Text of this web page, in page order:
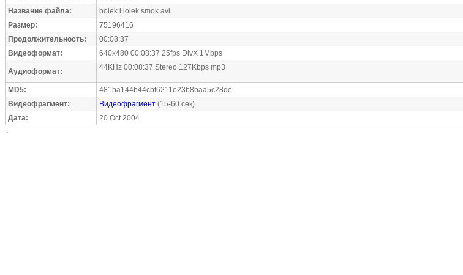
Название файла:
bolek.i.lolek.smok.avi
Размер:
75196416
Продолжительность:
00:08:37
Видеоформат:
640x480 00:08:37 25fps DivX 1Mbps
Аудиоформат: 44KHz 00:08:37 Stereo 127Kbps mp3
MD5:
481ba144b44cbf6211e23b8baa5c28de
Видеофрагмент:
Видеофрагмент (15-60 сек)
Дата:
20 Oct 2004